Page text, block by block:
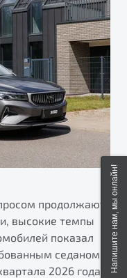
продолжают
высокие темпы
показал
седаном
2026 года.
Напишите нам, мы онлайн!